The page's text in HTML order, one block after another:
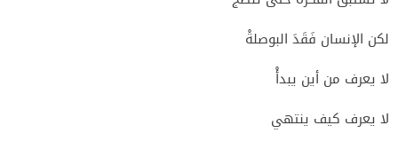
لكن الإنسان فَقَدَ البوصلةْ
لا يعرف من أين يبدأْ
لا يعرف كيف ينتهي